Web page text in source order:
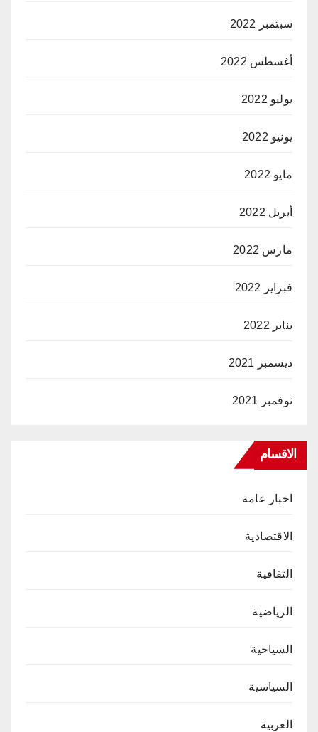
سبتمبر 2022
أغسطس 2022
يوليو 2022
يونيو 2022
مايو 2022
أبريل 2022
مارس 2022
فبراير 2022
يناير 2022
ديسمبر 2021
نوفمبر 2021
الاقسام
اخبار عامة
الاقتصادية
الثقافية
الرياضية
السياحية
السياسية
العربية